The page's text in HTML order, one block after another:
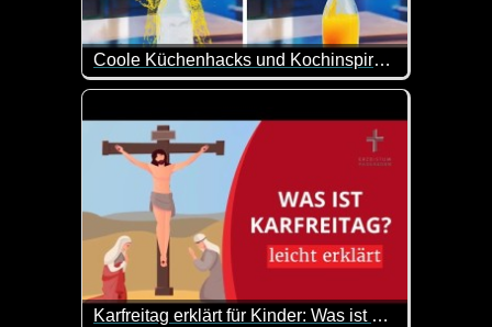
Coole Küchenhacks und Kochinspiration
Mit Sicherheit sind nicht alle Tipps für jeden
Karfreitag erklärt für Kinder: Was ist an Karfreitag geschehen?